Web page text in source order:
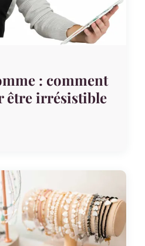
: comment
être irrésistible